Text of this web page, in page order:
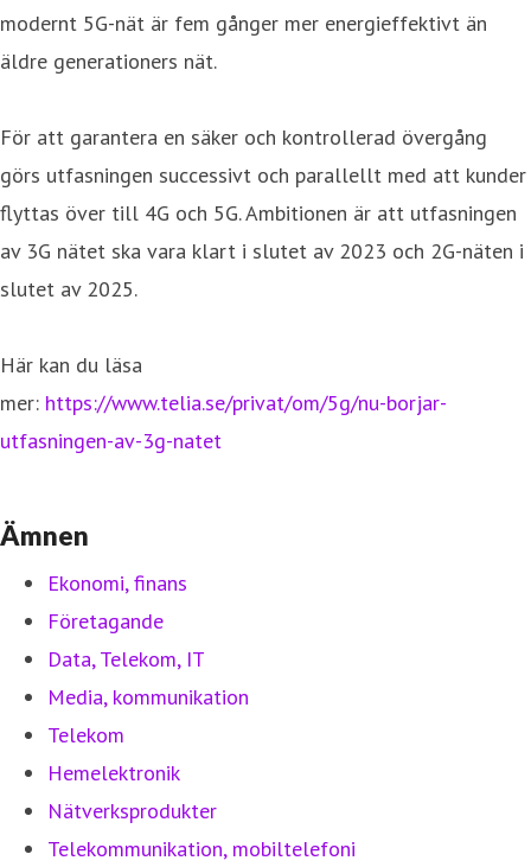
modernt 5G-nät är fem gånger mer energieffektivt än
äldre generationers nät.
För att garantera en säker och kontrollerad övergång
görs utfasningen successivt och parallellt med att kunder
flyttas över till 4G och 5G. Ambitionen är att utfasningen
av 3G nätet ska vara klart i slutet av 2023 och 2G-näten i
slutet av 2025.
Här kan du läsa
mer: https://www.telia.se/privat/om/5g/nu-borjar-
utfasningen-av-3g-natet
Ämnen
Ekonomi, finans
Företagande
Data, Telekom, IT
Media, kommunikation
Telekom
Hemelektronik
Nätverksprodukter
Telekommunikation, mobiltelefoni